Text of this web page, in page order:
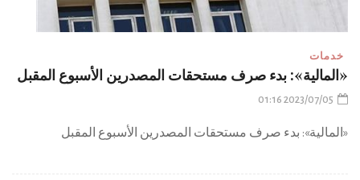
خدمات
«المالية»: بدء صرف مستحقات المصدرين الأسبوع المقبل
2023/07/05 01:16
«المالية»: بدء صرف مستحقات المصدرين الأسبوع المقبل